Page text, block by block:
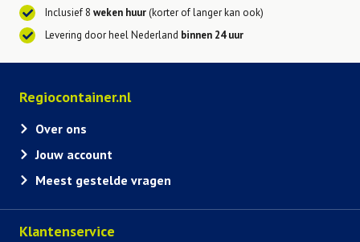
Inclusief 8 weken huur(korter of langer kan ook)
Levering door heel Nederland binnen 24 uur
Regiocontainer.nl
Over ons
Jouw account
Meest gestelde vragen
Klantenservice